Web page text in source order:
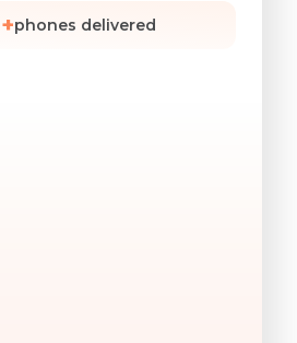
phones delivered